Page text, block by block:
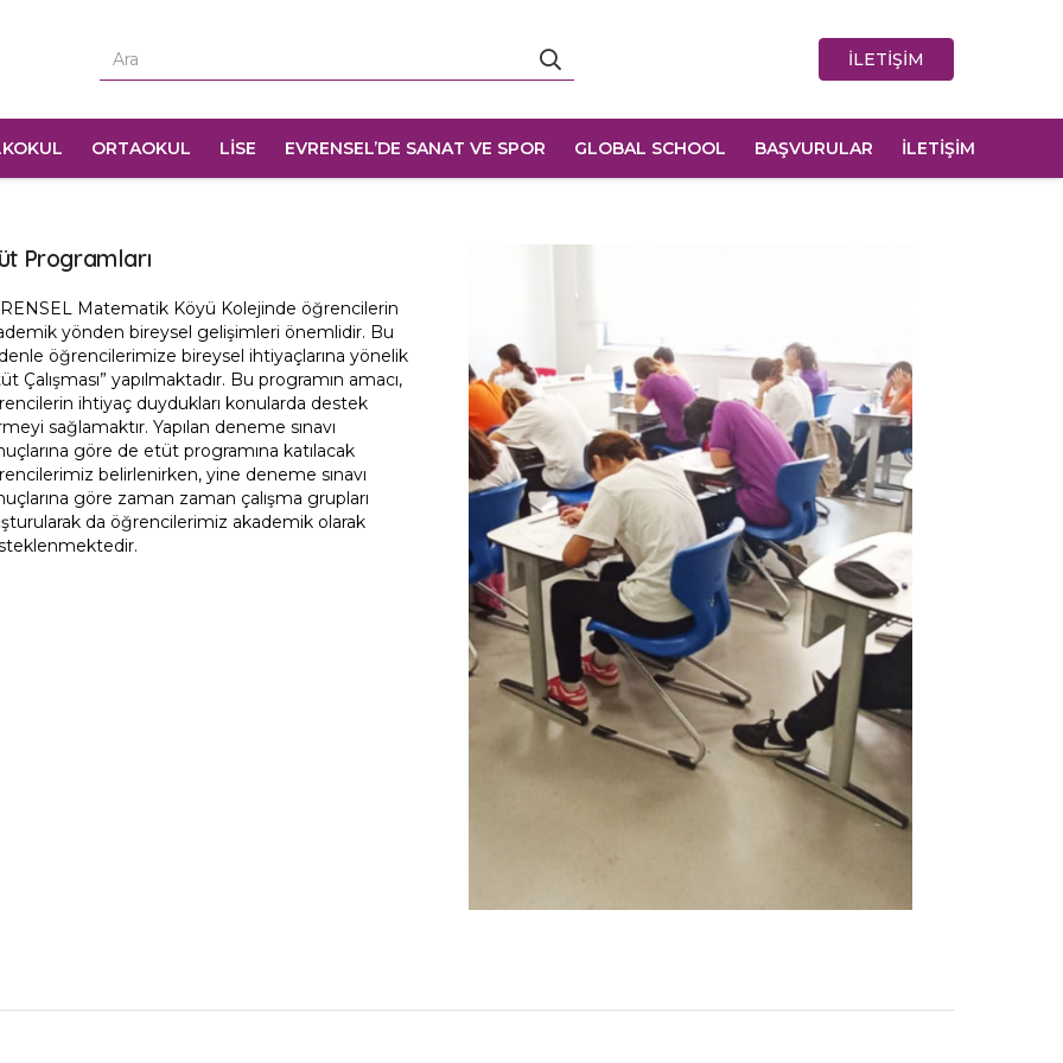
İLETİŞİM
ORTAOKUL LİSE EVRENSEL’DE SANAT VE SPOR GLOBAL SCHOOL BAŞVURULAR İLETİŞİM
Programları
Matematik Köyü Kolejinde öğrencilerin
yönden bireysel gelişimleri önemlidir. Bu
öğrencilerimize bireysel ihtiyaçlarına yönelik
Çalışması” yapılmaktadır. Bu programın amacı,
ihtiyaç duydukları konularda destek
sağlamaktır. Yapılan deneme sınavı
göre de etüt programına katılacak
belirlenirken, yine deneme sınavı
göre zaman zaman çalışma grupları
da öğrencilerimiz akademik olarak